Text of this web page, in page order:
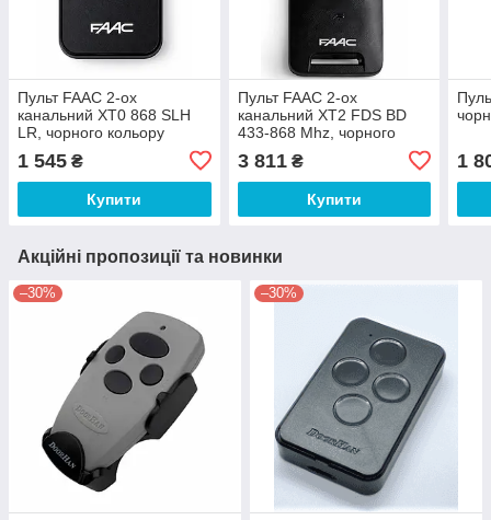
Пульт FAAC 2-ох
канальний XT0 868 SLH
LR, чорного кольору
1 545 ₴
Купити
Пульт FAAC 2-ох
канальний XT2 FDS BD
433-868 Mhz, чорного
3 811₴
Купити
1
Акційні пропозиції та новинки
–30% –30%